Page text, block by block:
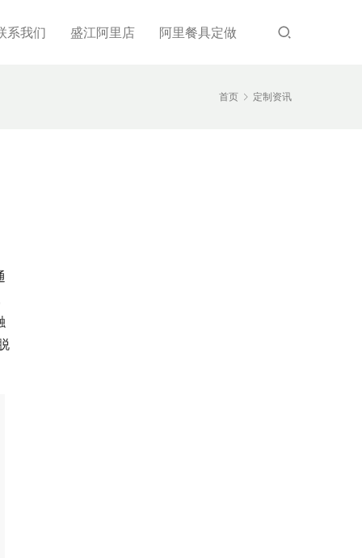
系我们 盛江阿里店 阿里餐具定做
首页 定制资讯